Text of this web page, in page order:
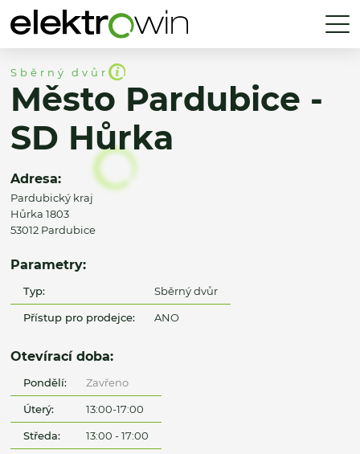
Sběrný dvůr
Město Pardubice -
SD Hůrka
Adresa:
Pardubický kraj
Hůrka 1803
53012 Pardubice
Parametry:
Typ: Sběrný dvůr
Přístup pro prodejce: ANO
Otevírací doba:
Pondělí: Zavřeno
Úterý: 13:00-17:00
Středa: 13:00 - 17:00